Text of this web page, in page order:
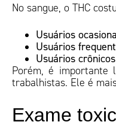
No sangue, o THC
Usuários
Usuários
Usuários
Porém, é importante
trabalhistas. Ele é
Exame